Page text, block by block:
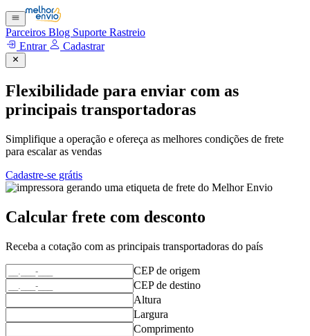
Parceiros Blog Suporte Rastreio
Entrar
Cadastrar
Flexibilidade para enviar com as
principais transportadoras
Simplifique a operação e ofereça as melhores condições de frete
para escalar as vendas
Cadastre-se grátis
Calcular frete com desconto
Receba a cotação com as principais transportadoras do país
CEP de origem
CEP de destino
Altura
Largura
Comprimento